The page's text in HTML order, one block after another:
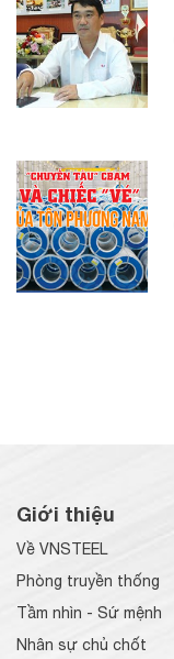
Giới thiệu
Về VNSTEEL
Phòng truyền thống
Tầm nhìn - Sứ mệnh
Nhân sự chủ chốt